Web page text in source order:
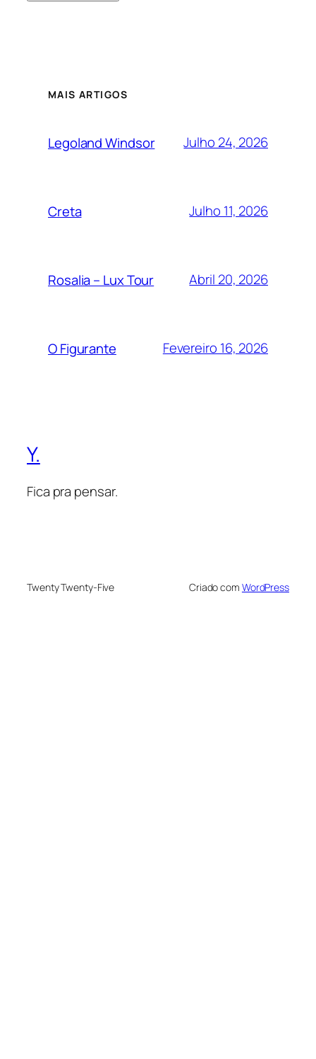
MAIS ARTIGOS
Legoland Windsor Julho 24, 2026
Creta Julho 11, 2026
Rosalia – Lux Tour Abril 20, 2026
O Figurante Fevereiro 16, 2026
Y.
Fica pra pensar.
Twenty Twenty-Five Criado com WordPress